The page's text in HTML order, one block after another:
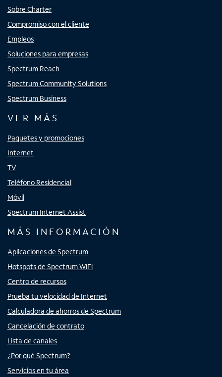
Sobre Charter
Compromiso con el cliente
Empleos
Soluciones para empresas
Spectrum Reach
Spectrum Community Solutions
Spectrum Business
VER MÁS
Paquetes y promociones
Internet
TV
Teléfono Residencial
Móvil
Spectrum Internet Assist
MÁS INFORMACIÓN
Aplicaciones de Spectrum
Hotspots de Spectrum WiFi
Centro de recursos
Prueba tu velocidad de Internet
Calculadora de ahorros de Spectrum
Cancelación de contrato
Lista de canales
¿Por qué Spectrum?
Servicios en tu área